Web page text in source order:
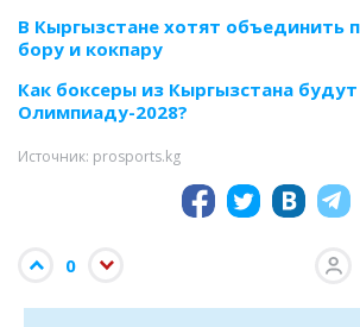
В Кыргызстане хотят объединить
бору и кокпару
Как боксеры из Кыргызстана
Олимпиаду-2028?
Источник: prosports.kg
0